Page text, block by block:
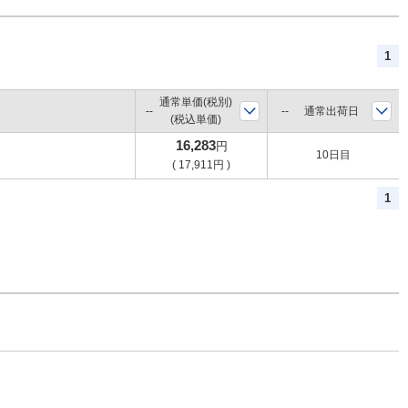
1
通常単価(税別)
(税込単価)
通常出荷日
16,283円
( 17,911 円 )
10日目
1